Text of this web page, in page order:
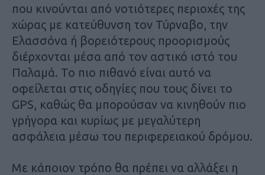
που κινούνται από νοτιότερες περιοχές της
χώρας με κατεύθυνση τον Τύρναβο, την
Ελασσόνα ή βορειότερους προορισμούς
διέρχονται μέσα από τον αστικό ιστό του
Παλαμά. Το πιο πιθανό είναι αυτό να
οφείλεται στις οδηγίες που τους δίνει το
GPS, καθώς θα μπορούσαν να κινηθούν πιο
γρήγορα και κυρίως με μεγαλύτερη
ασφάλεια μέσω του περιφερειακού δρόμου.
Με κάποιον τρόπο θα πρέπει να αλλάξει η